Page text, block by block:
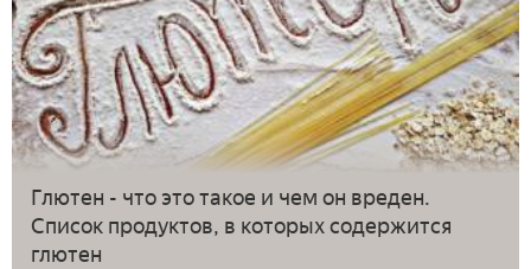
Глютен - что это такое и чем он вреден.
Список продуктов, в которых содержится
глютен